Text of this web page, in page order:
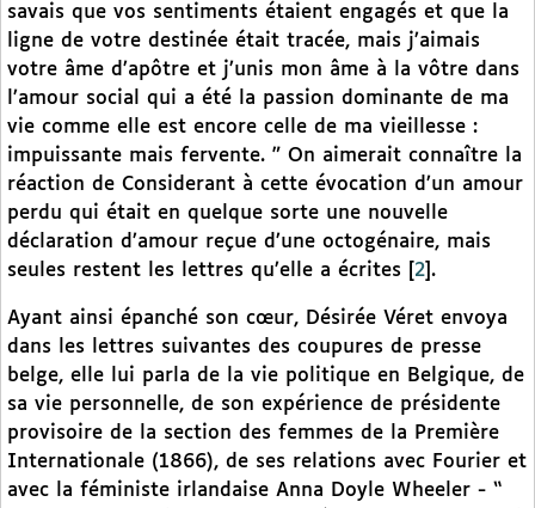
savais que vos sentiments étaient engagés et que la
ligne de votre destinée était tracée, mais j’aimais
votre âme d’apôtre et j’unis mon âme à la vôtre dans
l’amour social qui a été la passion dominante de ma
vie comme elle est encore celle de ma vieillesse :
impuissante mais fervente. ” On aimerait connaître la
réaction de Considerant à cette évocation d’un amour
perdu qui était en quelque sorte une nouvelle
déclaration d’amour reçue d’une octogénaire, mais
seules restent les lettres qu’elle a écrites
2 .
Ayant ainsi épanché son cœur, Désirée Véret envoya
dans les lettres suivantes des coupures de presse
belge, elle lui parla de la vie politique en Belgique, de
sa vie personnelle, de son expérience de présidente
provisoire de la section des femmes de la Première
Internationale (1866), de ses relations avec Fourier et
avec la féministe irlandaise Anna Doyle Wheeler - “